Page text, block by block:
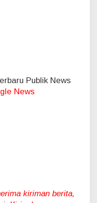
Publik News
News
kiriman berita,